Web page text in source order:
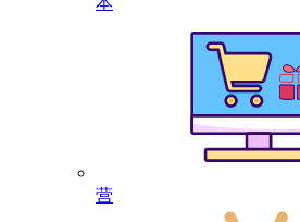
营